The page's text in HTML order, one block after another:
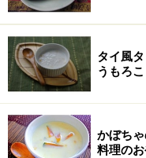
2
ニンニクをみじん
ニンニクを粗めのみ
つぶしたほうが香り
写真の石臼はタイの
石臼。
タイ風
うもろ
かぼち
料理の